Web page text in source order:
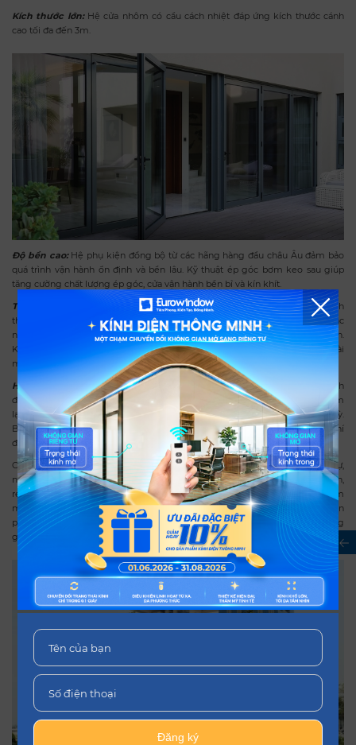
Kích thước lớn:Hệ cửa nhôm có cầu cách nhiệt đáp ứng kích thước cánh
cao tối đa đến 3m.
Độ bền cao:Hệ phụ kiện đồng bộ từ các hãng hàng đầu châu Âu đảm bảo
quá trình vận hành ổn định và bền lâu. Kỹ thuật ép góc bơm keo sau giúp
tăng cường chất lượng ép góc, cửa vận hành bền bỉ và kín khít.
Tính thẩm mỹ:
Màu sắc đa dạng, thời thượng phù hợp với nhiều phong cách
thiết kế và xu hướng kiến trúc xanh. 02 mặt profile có thể sơn 02 màu khác
nhau đáp ứng yêu cầu hài hoà với phong cách nội thất bên trong công trình.
Kết hợp cùng nhiều loại kính trang trí như kính màu, kính hoa văn, kính mài
mờ… nâng cao tính thẩm mỹ.
Hiệu quả kinh tế cao:
Thanh profile nhôm đã được xử lý bề mặt và sơn tĩnh
điện với công nghệ tiên tiến nên có độ bền cao về màu sắc và cấu trúc, đem
lại hiệu quả kinh tế lâu dài cho người sử dụng do không phải sơn sửa định kỳ.
Bên cạnh đó, khả năng cách âm, cản nhiệt tốt giúp tiết kiệm tới 30% chi phí
điện năng tiêu thụ so với cửa nhôm thường.
Cửa Eurowindow đã được lắp đặt tại nhiều công trình cao cấp như: Biệt thự,
nhà phố hiện đại: Tăng sự sang trọng, tối ưu không gian sống. Khách sạn,
resort cao cấp: Đáp ứng tiêu chuẩn khắt khe về cách âm, cách nhiệt, thẩm
mỹ. Chung cư cao cấp: Mang lại trải nghiệm sống yên tĩnh, tiện nghi. Văn
phòng, trung tâm thương mại: Giúp tiết kiệm điện năng, đảm bảo không
gian làm việc thoải mái.
Đăng ký